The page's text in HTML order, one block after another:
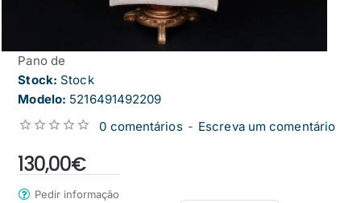
Pano de
Stock: Stock
Modelo: 5216491492209
0 comentários - Escreva um comentário
130,00€
Pedir informação